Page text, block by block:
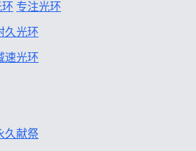
专注光环
久光环
速光环
久献祭